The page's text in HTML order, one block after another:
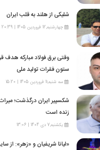
شلیکی از هلند به قلب ایران
چهارشنبه,12 فروردین 1405 | 20:39
وقتی برق فولاد مبارکه هدف
ستون فقرات تولید ملی
سه شنبه,11 فروردین 1405 | 15:20
شکسپیر ایران درگذشت؛
زنده است
یکشنبه,7 دی 1404 | 13:06
«لیانا شریفیان و «زهر»: از